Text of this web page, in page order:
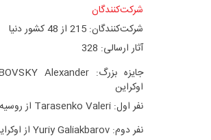
شرکت‌کنندگان
شرکت‌کنندگان: 215 از 48 کشور دنیا
آثار ارسالی: 328
اوکراین
نفر اول: Tarasenko Valeri از روسیه
نفر دوم: Yuriy Galiakbarov از اوکراین